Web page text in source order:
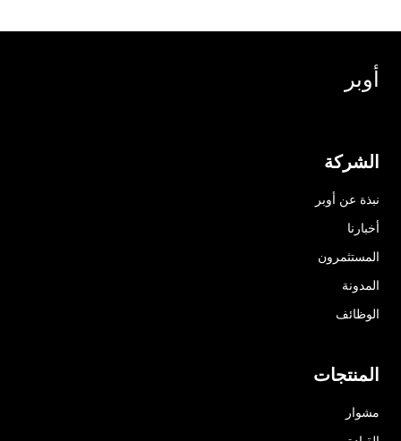
أوبر
الشركة
نبذة عن أوبر
أخبارنا
المستثمرون
المدونة
الوظائف
المنتجات
مشوار